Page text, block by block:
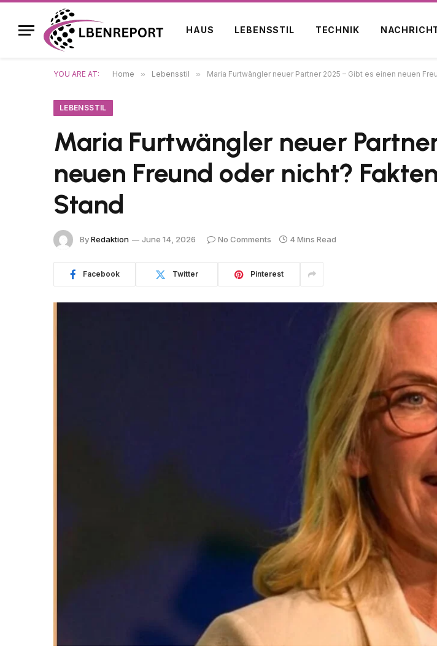
HAUS LEBENSSTIL TECHNIK
YOU ARE AT: Home » Lebensstil » Maria Furtwängler neuer Partner 2025 – Gibt es einen neuen
LEBENSSTIL
Maria Furtwängler neuer
neuen Freund oder nicht?
Stand
ByRedaktion June 14, 2026 No Comments 4 Mins Read
Facebook Twitter Pinterest